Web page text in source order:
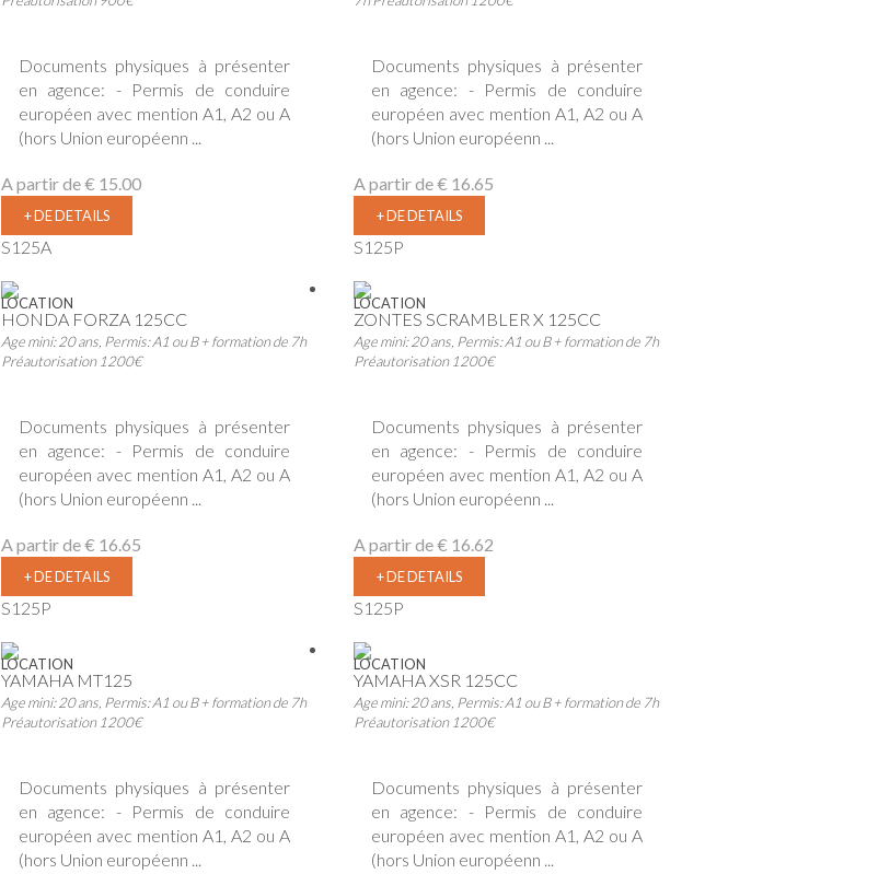
Documents physiques à présenter
en agence: - Permis de conduire
européen avec mention A1, A2 ou A
(hors Union européenn ...
A partir de€ 15.00
+ DE DETAILS
S125A
Documents physiques à présenter
en agence: - Permis de conduire
européen avec mention A1, A2 ou A
(hors Union européenn ...
A partir de€ 16.65
+ DE DETAILS
S125P
LOCATION
HONDA FORZA 125CC
Age mini: 20 ans, Permis: A1 ou B + formation de 7h
Préautorisation 1200€
Documents physiques à présenter
en agence: - Permis de conduire
européen avec mention A1, A2 ou A
(hors Union européenn ...
A partir de€ 16.65
+ DE DETAILS
S125P
LOCATION
ZONTES SCRAMBLER X 125CC
Age mini: 20 ans, Permis: A1 ou B + formation de 7h
Préautorisation 1200€
Documents physiques à présenter
en agence: - Permis de conduire
européen avec mention A1, A2 ou A
(hors Union européenn ...
A partir de€ 16.62
+ DE DETAILS
S125P
LOCATION
YAMAHA MT125
Age mini: 20 ans, Permis: A1 ou B + formation de 7h
Préautorisation 1200€
Documents physiques à présenter
en agence: - Permis de conduire
européen avec mention A1, A2 ou A
(hors Union européenn ...
LOCATION
YAMAHA XSR 125CC
Age mini: 20 ans, Permis: A1 ou B + formation de 7h
Préautorisation 1200€
Documents physiques à présenter
en agence: - Permis de conduire
européen avec mention A1, A2 ou A
(hors Union européenn ...